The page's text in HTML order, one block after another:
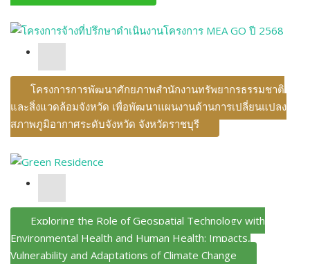
โครงการการพัฒนาศักยภาพสำนักงานทรัพยากรธรรมชาติ
และสิ่งแวดล้อมจังหวัด เพื่อพัฒนาแผนงานด้านการเปลี่ยนแปลง
สภาพภูมิอากาศระดับจังหวัด จังหวัดราชบุรี
Exploring the Role of Geospatial Technology with
Environmental Health and Human Health: Impacts,
Vulnerability and Adaptations of Climate Change